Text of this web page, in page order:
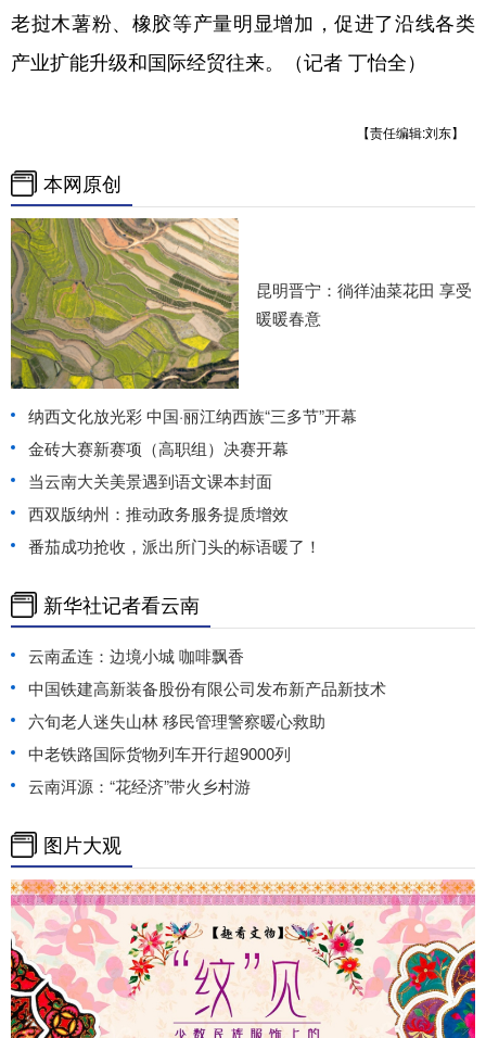
老挝木薯粉、橡胶等产量明显增加，促进了沿线各类
产业扩能升级和国际经贸往来。（记者 丁怡全）
【责任编辑:刘东】
本网原创
昆明晋宁：徜徉油菜花田 享受
暖暖春意
纳西文化放光彩 中国·丽江纳西族“三多节”开幕
金砖大赛新赛项（高职组）决赛开幕
当云南大关美景遇到语文课本封面
西双版纳州：推动政务服务提质增效
番茄成功抢收，派出所门头的标语暖了！
新华社记者看云南
云南孟连：边境小城 咖啡飘香
中国铁建高新装备股份有限公司发布新产品新技术
六旬老人迷失山林 移民管理警察暖心救助
中老铁路国际货物列车开行超9000列
云南洱源：“花经济”带火乡村游
图片大观